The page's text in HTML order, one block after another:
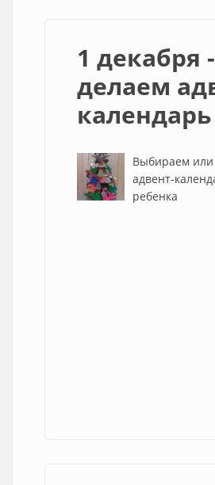
1 декабря -
делаем
календарь
Выбираем или
адвент-
ребенка